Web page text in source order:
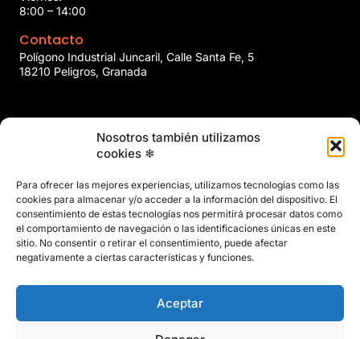
Nosotros también utilizamos
cookies ❄
Para ofrecer las mejores experiencias, utilizamos tecnologías como las
cookies para almacenar y/o acceder a la información del dispositivo. El
consentimiento de estas tecnologías nos permitirá procesar datos como
el comportamiento de navegación o las identificaciones únicas en este
sitio. No consentir o retirar el consentimiento, puede afectar
negativamente a ciertas características y funciones.
Aceptar
8:00 – 14:00
Contacto
Polígono Industrial Juncaril, Calle Santa Fe, 5
18210 Peligros, Granada
marin@marinclimatizacion.com
el Trabajo
Aviso Legal
Privacidad
Políticas de Cookies